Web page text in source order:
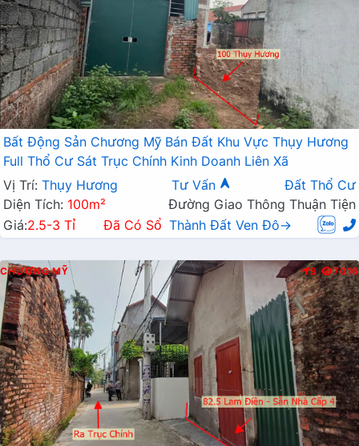
Bất Động Sản Chương Mỹ Bán Đất Khu Vực Thụy Hương
Full Thổ Cư Sát Trục Chính Kinh Doanh Liên Xã
Vị Trí: Thụy Hương Tư Vấn
Đất Thổ Cư
Diện Tích: 100m²
Đường Giao Thông Thuận Tiện
Giá:2.5-3 Tỉ Đã Có Sổ Thành Đất Ven Đô→
CHƯƠNG MỸ B 7016